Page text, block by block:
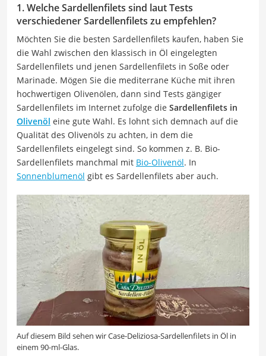
1. Welche Sardellenfilets sind laut Tests
verschiedener Sardellenfilets zu empfehlen?
Möchten Sie die besten Sardellenfilets kaufen, haben Sie
die Wahl zwischen den klassisch in Öl eingelegten
Sardellenfilets und jenen Sardellenfilets in Soße oder
Marinade. Mögen Sie die mediterrane Küche mit ihren
hochwertigen Olivenölen, dann sind Tests gängiger
Sardellenfilets im Internet zufolge die Sardellenfilets in
Olivenöl eine gute Wahl. Es lohnt sich demnach auf die
Qualität des Olivenöls zu achten, in dem die
Sardellenfilets eingelegt sind. So kommen z. B. Bio-
Sardellenfilets manchmal mit Bio-Olivenöl. In
Sonnenblumenöl gibt es Sardellenfilets aber auch.
Auf diesem Bild sehen wir Case-Deliziosa-Sardellenfilets in Öl in
einem 90-ml-Glas.